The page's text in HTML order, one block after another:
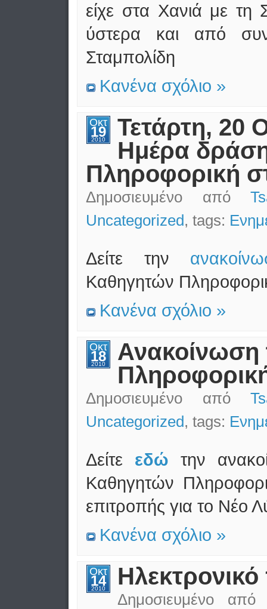
είχε στα Χανιά με
ύστερα και από
Σταμπολίδη
Κανένα σχόλιο »
Οκτ
19
2010
Τετάρτη, 20
Ημέρα
Πληροφορική
Δημοσιευμένο από
Uncategorized, tags:
Δείτε την
Καθηγητών
Κανένα σχόλιο »
Οκτ
18
2010
Ανακοίνωση
Δημοσιευμένο από
Uncategorized, tags:
Δείτε εδώ
την
Καθηγητών
επιτροπής για το Νέο
Κανένα σχόλιο »
Οκτ
14
2010 Ηλεκτρονικό
Δημοσιευμένο